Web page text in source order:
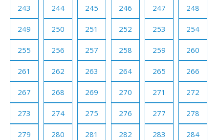
243 244 245 246 247 248
249 250 251 252 253 254
255 256 257 258 259 260
261 262 263 264 265 266
267 268 269 270 271 272
273 274 275 276 277 278
279 280 281 282 283 284